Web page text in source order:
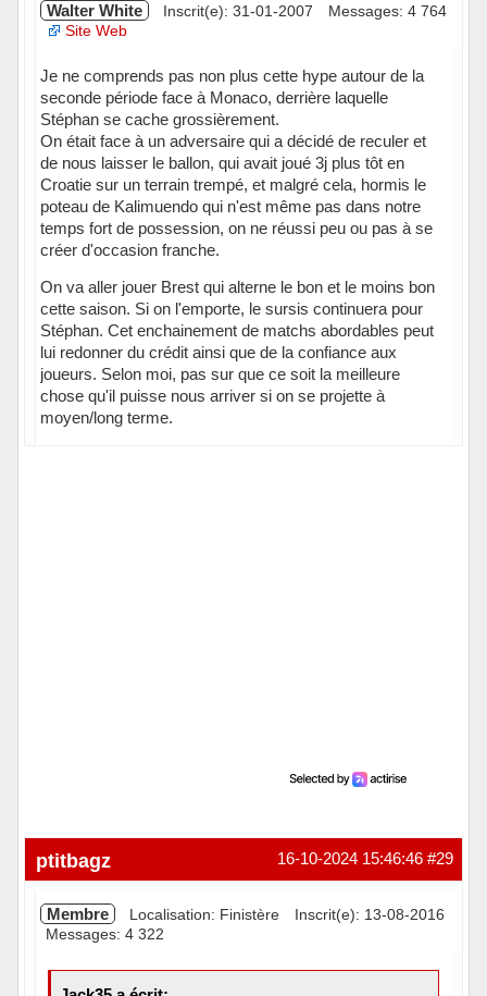
Walter White Inscrit(e): 31-01-2007
Messages: 4 764
Site Web
Je ne comprends pas non plus cette hype autour de la
seconde période face à Monaco, derrière laquelle
Stéphan se cache grossièrement.
On était face à un adversaire qui a décidé de reculer et
de nous laisser le ballon, qui avait joué 3j plus tôt en
Croatie sur un terrain trempé, et malgré cela, hormis le
poteau de Kalimuendo qui n'est même pas dans notre
temps fort de possession, on ne réussi peu ou pas à se
créer d'occasion franche.
On va aller jouer Brest qui alterne le bon et le moins bon
cette saison. Si on l'emporte, le sursis continuera pour
Stéphan. Cet enchainement de matchs abordables peut
lui redonner du crédit ainsi que de la confiance aux
joueurs. Selon moi, pas sur que ce soit la meilleure
chose qu'il puisse nous arriver si on se projette à
moyen/long terme.
#29
16-10-2024 15:46:46
ptitbagz
Membre Localisation: Finistère
Inscrit(e): 13-08-2016
Messages: 4 322